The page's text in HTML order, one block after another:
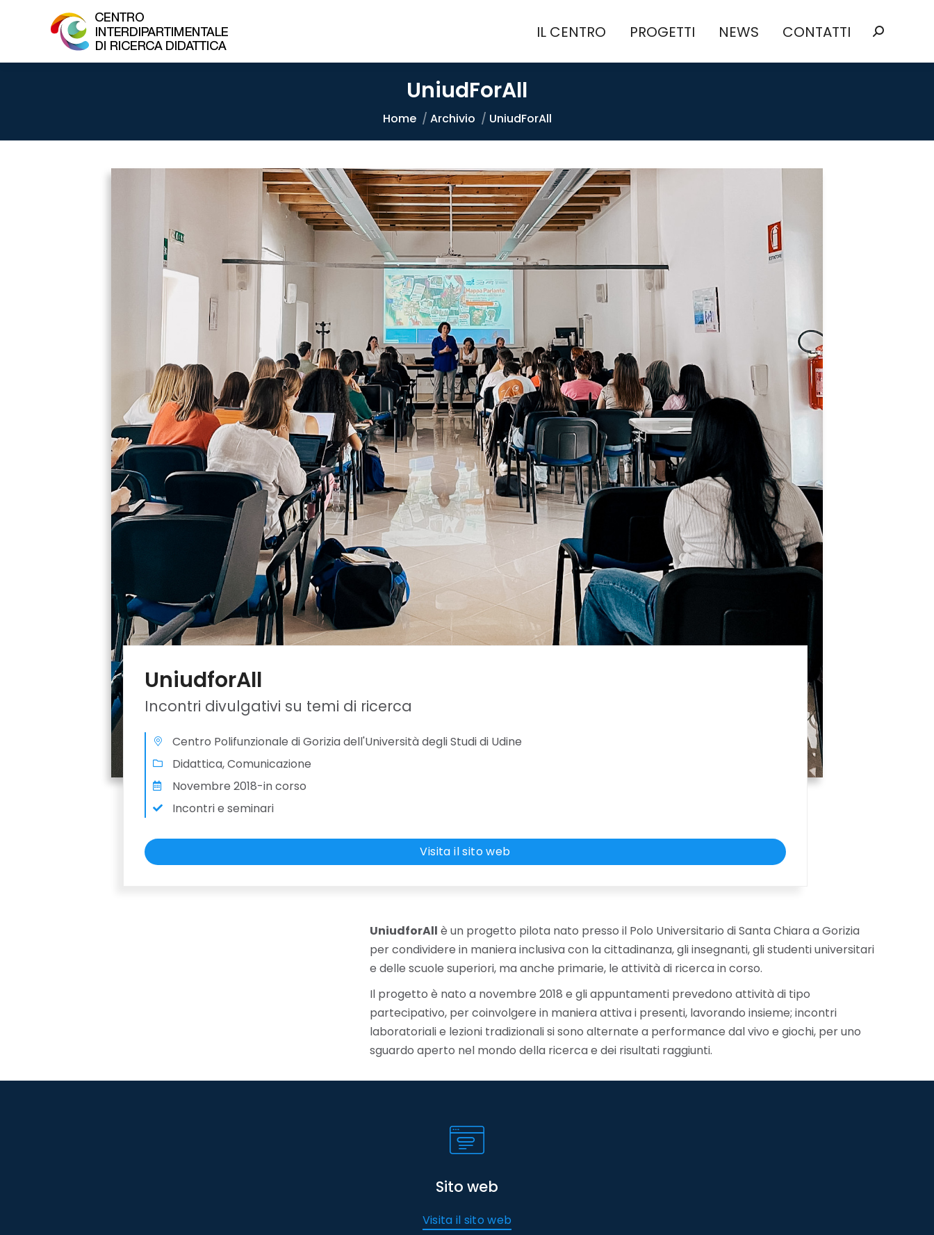
IL CENTRO PROGETTI NEWS CONTATTI
UniudForAll
Tu sei qui:
Home
Archivio UniudForAll
UniudforAll
Incontri divulgativi su temi di ricerca
Centro Polifunzionale di Gorizia dell'Università degli Studi di Udine
Didattica, Comunicazione
Novembre 2018-in corso
Incontri e seminari
Visita il sito web
UniudforAll è un progetto pilota nato presso il Polo Universitario di Santa Chiara a Gorizia
per condividere in maniera inclusiva con la cittadinanza, gli insegnanti, gli studenti universitari
e delle scuole superiori, ma anche primarie, le attività di ricerca in corso.
Il progetto è nato a novembre 2018 e gli appuntamenti prevedono attività di tipo
partecipativo, per coinvolgere in maniera attiva i presenti, lavorando insieme; incontri
laboratoriali e lezioni tradizionali si sono alternate a performance dal vivo e giochi, per uno
sguardo aperto nel mondo della ricerca e dei risultati raggiunti.
Sito web
Visita il sito web
IL CENTRO PROGETTI NEWS CONTATTI